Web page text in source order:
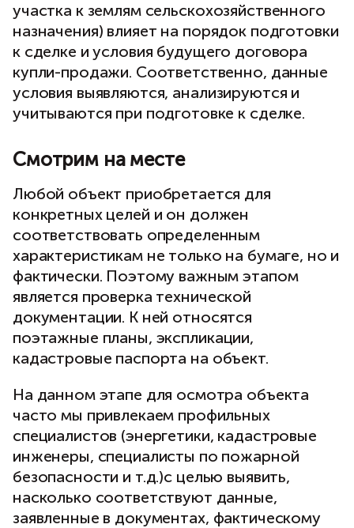
участка к землям сельскохозяйственного
назначения) влияет на порядок подготовки
к сделке и условия будущего договора
купли-продажи. Соответственно, данные
условия выявляются, анализируются и
учитываются при подготовке к сделке.
Смотрим на месте
Любой объект приобретается для
конкретных целей и он должен
соответствовать определенным
характеристикам не только на бумаге, но и
фактически. Поэтому важным этапом
является проверка технической
документации. К ней относятся
поэтажные планы, экспликации,
кадастровые паспорта на объект.
На данном этапе для осмотра объекта
часто мы привлекаем профильных
специалистов (энергетики, кадастровые
инженеры, специалисты по пожарной
безопасности и т.д.)с целью выявить,
насколько соответствуют данные,
заявленные в документах, фактическому